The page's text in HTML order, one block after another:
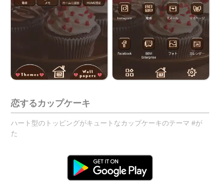
恋するカップケーキ
ハート型のトッピングがキュートなカップケーキのテーマ #が
た